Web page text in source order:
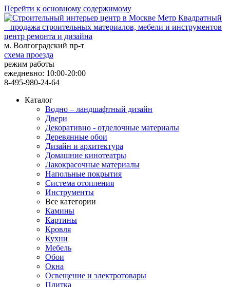
Перейти к основному содержимому
центр ремонта и дизайна
м. Волгоградский пр-т
схема проезда
режим работы
ежедневно: 10:00-20:00
8-495-980-24-64
Каталог
Водно – ландшафтный дизайн
Двери
Декоративно - отделочные материалы
Деревянные обои
Дизайн и архитектура
Домашние кинотеатры
Лакокрасочные материалы
Напольные покрытия
Система отопления
Инструменты
Все категории
Камины
Картины
Кровля
Кухни
Мебель
Обои
Окна
Освещение и электротовары
Плитка